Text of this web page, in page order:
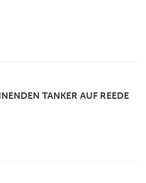
TANKER AUF REEDE